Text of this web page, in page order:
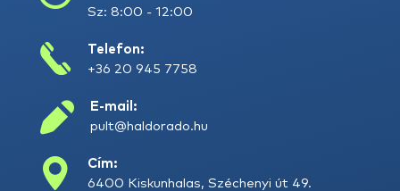
Sz: 8:00 - 12:00
Telefon:
+36 20 945 7758
E-mail:
pult@haldorado.hu
Cím:
6400 Kiskunhalas, Széchenyi út 49.